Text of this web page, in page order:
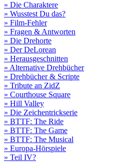
» Die Charaktere
» Wusstest Du das?
» Film-Fehler
» Fragen & Antworten
» Die Drehorte
» Der DeLorean
» Herausgeschnitten
» Alternative Drehbücher
» Drehbücher & Scripte
» Tribute an ZidZ
» Courthouse Square
» Hill Valley
» Die Zeichentrickserie
» BTTF: The Ride
» BTTF: The Game
» BTTF: The Musical
» Europa-Hörspiele
» Teil IV?